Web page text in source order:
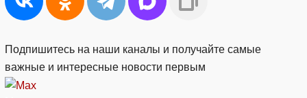
Подпишитесь на наши каналы и получайте самые
важные и интересные новости первым